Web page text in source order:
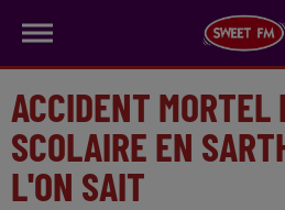
ACCIDENT MORTEL
SCOLAIRE EN
L'ON SAIT